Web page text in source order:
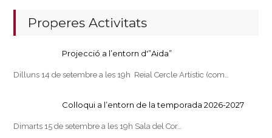
Properes Activitats
Projecció a l’entorn d'”Aida”
Dilluns 14 de setembre a les 19h Reial Cercle Artístic (com…
Col·loqui a l’entorn de la temporada 2026-2027
Dimarts 15 de setembre a les 19h Sala del Cor…